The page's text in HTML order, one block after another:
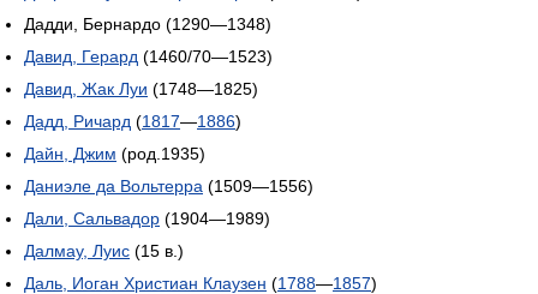
Дадди, Бернардо (1290—1348)
Давид, Герард (1460/70—1523)
Давид, Жак Луи (1748—1825)
Дадд, Ричард (1817—1886)
Дайн, Джим (род.1935)
Даниэле да Вольтерра (1509—1556)
Дали, Сальвадор (1904—1989)
Далмау, Луис (15 в.)
Даль, Иоган Христиан Клаузен (1788—1857)